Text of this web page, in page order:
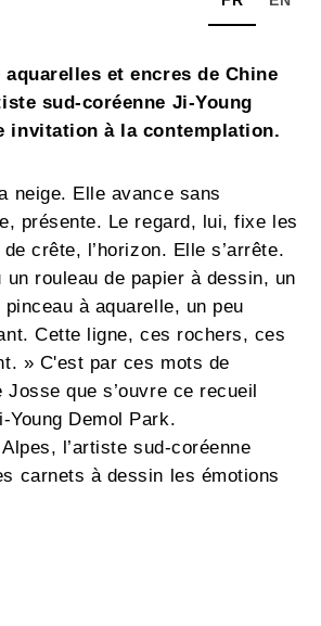
aquarelles et encres de Chine
sud-coréenne Ji-Young
invitation à la contemplation.
neige. Elle avance sans
présente. Le regard, lui, fixe les
crête, l’horizon. Elle s’arrête.
un rouleau de papier à dessin, un
à aquarelle, un peu
Cette ligne, ces rochers, ces
» C'est par ces mots de
Josse que s’ouvre ce recueil
Young Demol Park.
l’artiste sud-coréenne
carnets à dessin les émotions
retour à l’atelier, ces « notes »
omniprésents. « Ji-Young